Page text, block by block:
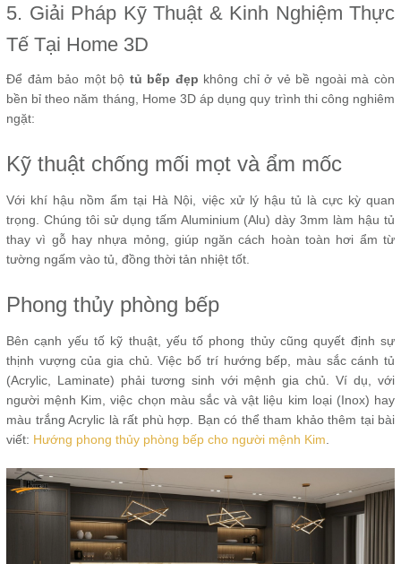
5. Giải Pháp Kỹ Thuật & Kinh Nghiệm Thực
Tế Tại Home 3D
Để đảm bảo một bộ tủ bếp đẹp không chỉ ở vẻ bề ngoài mà còn
bền bỉ theo năm tháng, Home 3D áp dụng quy trình thi công nghiêm
ngặt:
Kỹ thuật chống mối mọt và ẩm mốc
Với khí hậu nồm ẩm tại Hà Nội, việc xử lý hậu tủ là cực kỳ quan
trọng. Chúng tôi sử dụng tấm Aluminium (Alu) dày 3mm làm hậu tủ
thay vì gỗ hay nhựa mỏng, giúp ngăn cách hoàn toàn hơi ẩm từ
tường ngấm vào tủ, đồng thời tản nhiệt tốt.
Phong thủy phòng bếp
Bên cạnh yếu tố kỹ thuật, yếu tố phong thủy cũng quyết định sự
thịnh vượng của gia chủ. Việc bố trí hướng bếp, màu sắc cánh tủ
(Acrylic, Laminate) phải tương sinh với mệnh gia chủ. Ví dụ, với
người mệnh Kim, việc chọn màu sắc và vật liệu kim loại (Inox) hay
màu trắng Acrylic là rất phù hợp. Bạn có thể tham khảo thêm tại bài
viết: Hướng phong thủy phòng bếp cho người mệnh Kim